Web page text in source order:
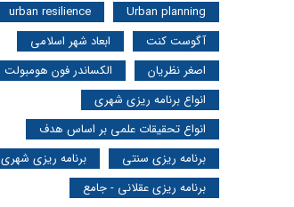
Urban planning
urban resilience
آگوست کنت
ابعاد شهر اسلامی
اصغر نظریان
الکساندر فون هومبولت
انواع برنامه ریزی شهری
انواع تحقیقات علمی بر اساس هدف
برنامه ریزی سنتی
برنامه ریزی شهری
برنامه ریزی عقلانی - جامع